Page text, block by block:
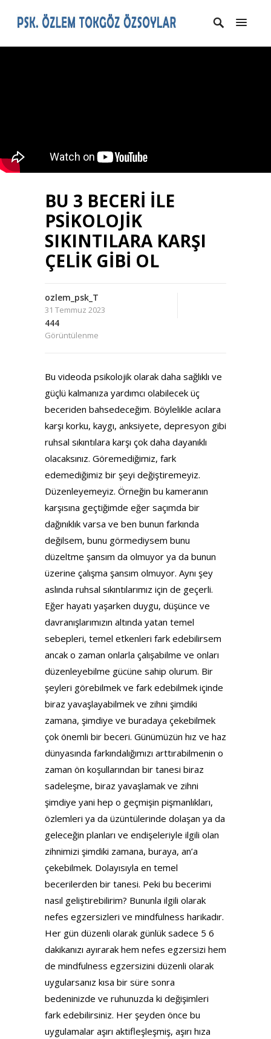
BU 3 BECERİ İLE
PSİKOLOJİK
SIKINTILARA KARŞI
ÇELİK GİBİ OL
ozlem_psk_T
31 Temmuz 2023
444
Görüntülenme
Bu videoda psikolojik olarak daha sağlıklı ve
güçlü kalmanıza yardımcı olabilecek üç
beceriden bahsedeceğim. Böylelikle acılara
karşı korku, kaygı, anksiyete, depresyon gibi
ruhsal sıkıntılara karşı çok daha dayanıklı
olacaksınız. Göremediğimiz, fark
edemediğimiz bir şeyi değiştiremeyiz.
Düzenleyemeyiz. Örneğin bu kameranın
karşısına geçtiğimde eğer saçımda bir
dağınıklık varsa ve ben bunun farkında
değilsem, bunu görmediysem bunu
düzeltme şansım da olmuyor ya da bunun
üzerine çalışma şansım olmuyor. Aynı şey
aslında ruhsal sıkıntılarımız için de geçerli.
Eğer hayatı yaşarken duygu, düşünce ve
davranışlarımızın altında yatan temel
sebepleri, temel etkenleri fark edebilirsem
ancak o zaman onlarla çalışabilme ve onları
düzenleyebilme gücüne sahip olurum. Bir
şeyleri görebilmek ve fark edebilmek içinde
biraz yavaşlayabilmek ve zihni şimdiki
zamana, şimdiye ve buradaya çekebilmek
çok önemli bir beceri. Günümüzün hız ve haz
dünyasında farkındalığımızı arttırabilmenin o
zaman ön koşullarından bir tanesi biraz
sadeleşme, biraz yavaşlamak ve zihni
şimdiye yani hep o geçmişin pişmanlıkları,
özlemleri ya da üzüntülerinde dolaşan ya da
geleceğin planları ve endişeleriyle ilgili olan
zihnimizi şimdiki zamana, buraya, an’a
çekebilmek. Dolayısıyla en temel
becerilerden bir tanesi. Peki bu becerimi
nasıl geliştirebilirim? Bununla ilgili olarak
nefes egzersizleri ve mindfulness harikadır.
Her gün düzenli olarak günlük sadece 5 6
dakikanızı ayırarak hem nefes egzersizi hem
de mindfulness egzersizini düzenli olarak
uygularsanız kısa bir süre sonra
bedeninizde ve ruhunuzda ki değişimleri
fark edebilirsiniz. Her şeyden önce bu
uygulamalar aşırı aktifleşleşmiş, aşırı hıza